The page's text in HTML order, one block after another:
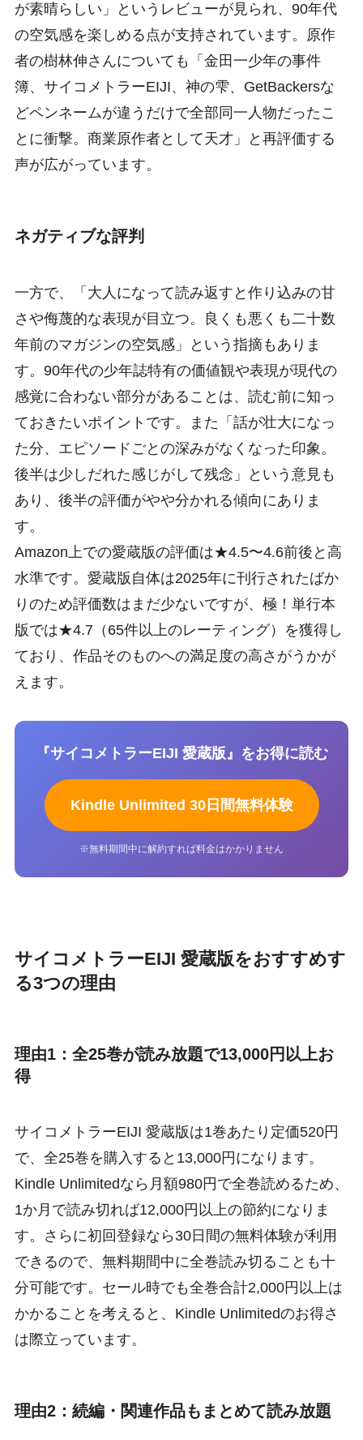
が素晴らしい」というレビューが見られ、90年代
の空気感を楽しめる点が支持されています。原作
者の樹林伸さんについても「金田一少年の事件
簿、サイコメトラーEIJI、神の雫、GetBackersな
どペンネームが違うだけで全部同一人物だったこ
とに衝撃。商業原作者として天才」と再評価する
声が広がっています。
ネガティブな評判
一方で、「大人になって読み返すと作り込みの甘
さや侮蔑的な表現が目立つ。良くも悪くも二十数
年前のマガジンの空気感」という指摘もありま
す。90年代の少年誌特有の価値観や表現が現代の
感覚に合わない部分があることは、読む前に知っ
ておきたいポイントです。また「話が壮大になっ
た分、エピソードごとの深みがなくなった印象。
後半は少しだれた感じがして残念」という意見も
あり、後半の評価がやや分かれる傾向にありま
す。
Amazon上での愛蔵版の評価は★4.5〜4.6前後と高
水準です。愛蔵版自体は2025年に刊行されたばか
りのため評価数はまだ少ないですが、極！単行本
版では★4.7（65件以上のレーティング）を獲得し
ており、作品そのものへの満足度の高さがうかが
えます。
『サイコメトラーEIJI 愛蔵版』をお得に読む
Kindle Unlimited 30日間無料体験
※無料期間中に解約すれば料金はかかりません
サイコメトラーEIJI 愛蔵版をおすすめす
る3つの理由
理由1：全25巻が読み放題で13,000円以上お
得
サイコメトラーEIJI 愛蔵版は1巻あたり定価520円
で、全25巻を購入すると13,000円になります。
Kindle Unlimitedなら月額980円で全巻読めるため、
1か月で読み切れば12,000円以上の節約になりま
す。さらに初回登録なら30日間の無料体験が利用
できるので、無料期間中に全巻読み切ることも十
分可能です。セール時でも全巻合計2,000円以上は
かかることを考えると、Kindle Unlimitedのお得さ
は際立っています。
理由2：続編・関連作品もまとめて読み放題